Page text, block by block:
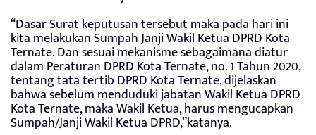
“Dasar Surat keputusan tersebut maka pada hari ini
kita melakukan Sumpah Janji Wakil Ketua DPRD Kota
Ternate. Dan sesuai mekanisme sebagaimana diatur
dalam Peraturan DPRD Kota Ternate, no. 1 Tahun 2020,
tentang tata tertib DPRD Kota Ternate, dijelaskan
bahwa sebelum menduduki jabatan Wakil Ketua DPRD
Kota Ternate, maka Wakil Ketua, harus mengucapkan
Sumpah/Janji Wakil Ketua DPRD,”katanya.